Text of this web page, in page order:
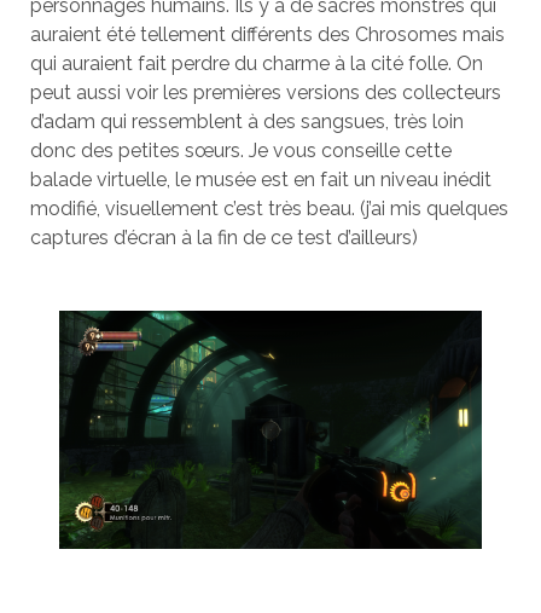
personnages humains. Ils y a de sacrés monstres qui
auraient été tellement différents des Chrosomes mais
qui auraient fait perdre du charme à la cité folle. On
peut aussi voir les premières versions des collecteurs
d’adam qui ressemblent à des sangsues, très loin
donc des petites sœurs. Je vous conseille cette
balade virtuelle, le musée est en fait un niveau inédit
modifié, visuellement c’est très beau. (j’ai mis quelques
captures d’écran à la fin de ce test d’ailleurs)